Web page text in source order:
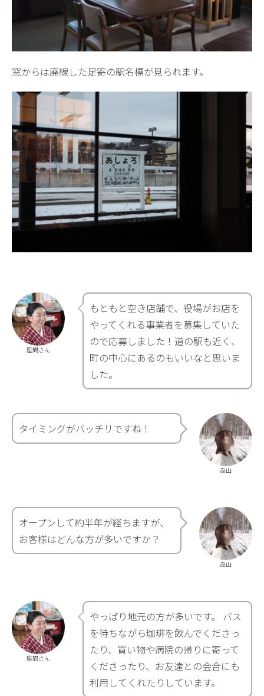
窓からは廃線した足寄の駅名標が見られます。
座間さん
もともと空き店舗で、役場がお店を
やってくれる事業者を募集していた
ので応募しました！道の駅も近く、
町の中心にあるのもいいなと思いま
した。
高山
タイミングがバッチリですね！
高山
オープンして約半年が経ちますが、
お客様はどんな方が多いですか？
座間さん
やっぱり地元の方が多いです。 バス
を待ちながら珈琲を飲んでくださっ
たり、買い物や病院の帰りに寄って
くださったり、お友達との会合にも
利用してくれたりしています。